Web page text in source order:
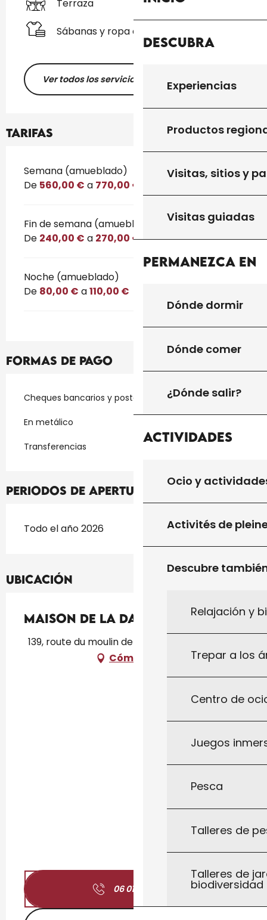
Descubra
Experiencias
Productos
Visitas, sitios y
Visitas guiadas
Permanezca en
Dónde dormir
Dónde comer
¿Dónde salir?
Actividades
Ocio y
Activités de
Descubre
Relajación y
Trepar a los
Centro de
Juegos
Pesca
Talleres de
Talleres de
biodiversidad
Terraza
Sábanas y ropa de cama
Ver todos los servicios
Tarifas
Tarifas 2026
Semana (amueblado)
De 560,00 € a 770,00 €
Fin de semana (amueblado)
De 240,00 € a 270,00 €
Noche (amueblado)
De 80,00 € a110,00 €
Formas de pago
Cheques bancarios y postales
En metálico
Transferencias
Periodos de apertura
Todo el año 2026
Ubicación
Maison de la dame aux chats
139, route du moulin de Fugier, 46300 Le Vigan
Cómo llegar
06 01 74 54